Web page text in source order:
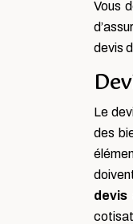
Vous
devis
Le
des
devis